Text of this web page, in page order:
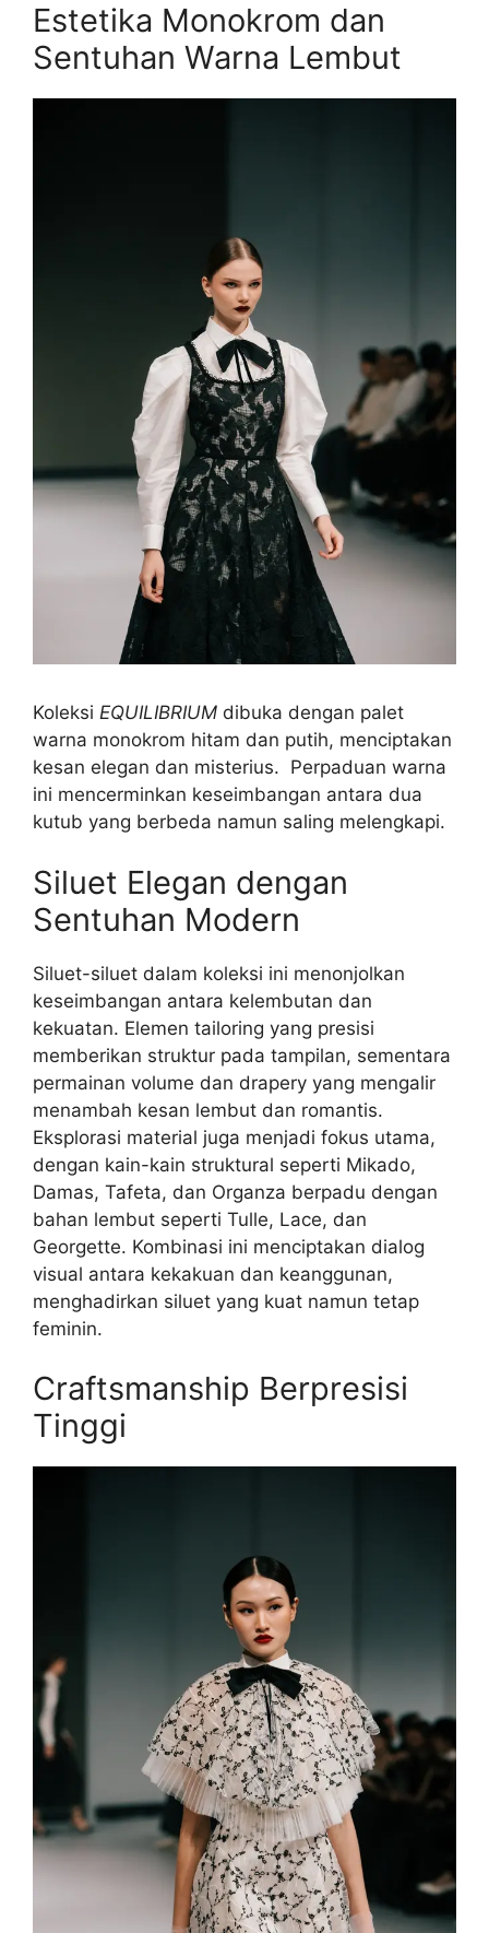
Estetika Monokrom dan
Sentuhan Warna Lembut
Koleksi EQUILIBRIUM dibuka dengan palet
warna monokrom hitam dan putih, menciptakan
kesan elegan dan misterius. Perpaduan warna
ini mencerminkan keseimbangan antara dua
kutub yang berbeda namun saling melengkapi.
Siluet Elegan dengan
Sentuhan Modern
Siluet-siluet dalam koleksi ini menonjolkan
keseimbangan antara kelembutan dan
kekuatan. Elemen tailoring yang presisi
memberikan struktur pada tampilan, sementara
permainan volume dan drapery yang mengalir
menambah kesan lembut dan romantis.
Eksplorasi material juga menjadi fokus utama,
dengan kain-kain struktural seperti Mikado,
Damas, Tafeta, dan Organza berpadu dengan
bahan lembut seperti Tulle, Lace, dan
Georgette. Kombinasi ini menciptakan dialog
visual antara kekakuan dan keanggunan,
menghadirkan siluet yang kuat namun tetap
feminin.
Craftsmanship Berpresisi
Tinggi